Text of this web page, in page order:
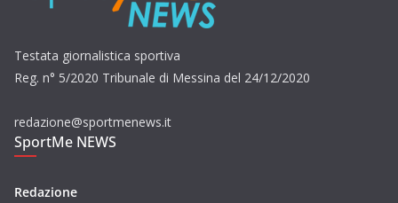
Testata giornalistica sportiva
Reg. n° 5/2020 Tribunale di Messina del 24/12/2020
redazione@sportmenews.it
SportMe NEWS
Redazione